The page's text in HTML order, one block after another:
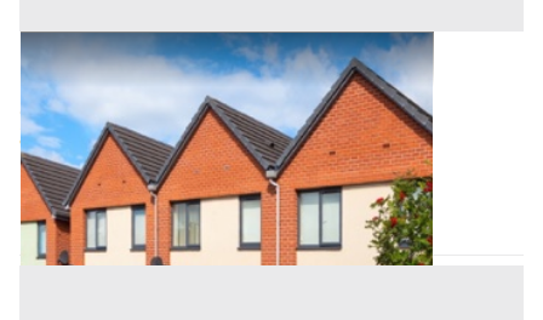
Asta Villette a schiera con terreni e edifici
residenziali
Mogliano Veneto (Treviso)
Offerta minima
3.758.400 € 5.011.200 €
Codice asta:3cdeb53d
Asta chiusa